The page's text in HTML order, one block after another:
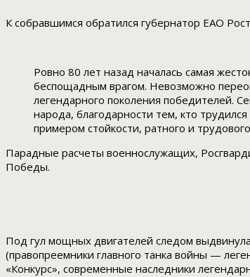
К собравшимся обратился губернатор ЕАО
Ровно 80 лет назад началась самая
беспощадным врагом. Невозможно
легендарного поколения победителей.
народа, благодарности тем, кто
примером стойкости, ратного и
Парадные расчеты военнослужащих,
Победы.
Под гул мощных двигателей следом
(правопреемники главного танка войны —
«Конкурс», современные наследники